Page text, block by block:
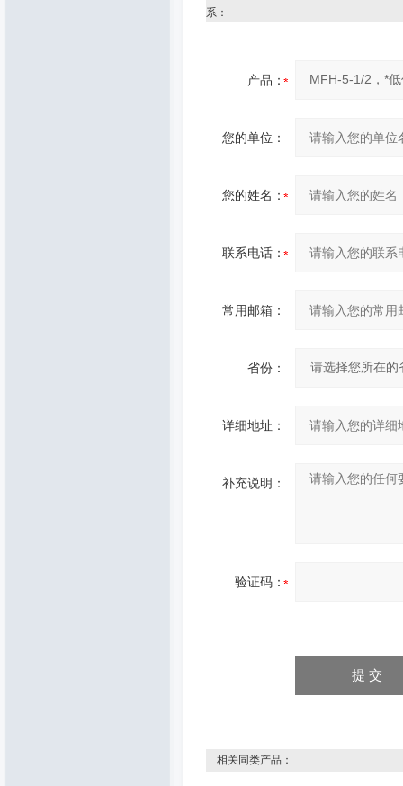
系：
产品：
您的单位：
您的姓名：
联系电话：
常用邮箱：
省份：
详细地址：
补充说明：
验证码：
相关同类产品：